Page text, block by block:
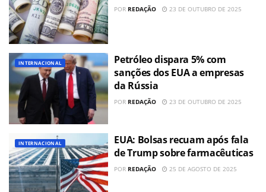
POR REDAÇÃO 23 DE OUTUBRO DE 2025
INTERNACIONAL
Petróleo dispara 5% com
sanções dos EUA a empresas
da Rússia
POR REDAÇÃO 23 DE OUTUBRO DE 2025
INTERNACIONAL
EUA: Bolsas recuam após fala
de Trump sobre farmacêuticas
POR REDAÇÃO 25 DE AGOSTO DE 2025